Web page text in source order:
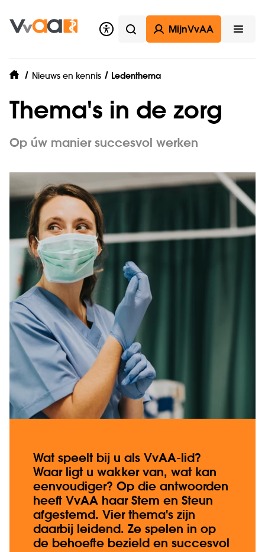
Zoeken
MijnVvAA
home
Nieuws en kennis Ledenthema
Thema's in de zorg
Op úw manier succesvol werken
Wat speelt bij u als VvAA-lid?
Waar ligt u wakker van, wat kan
eenvoudiger? Op die antwoorden
heeft VvAA haar Stem en Steun
afgestemd. Vier thema's zijn
daarbij leidend. Ze spelen in op
de behoefte bezield en succesvol